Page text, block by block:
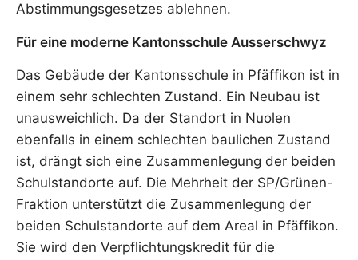
Abstimmungsgesetzes ablehnen.
Für eine moderne Kantonsschule Ausserschwyz
Das Gebäude der Kantonsschule in Pfäffikon ist in
einem sehr schlechten Zustand. Ein Neubau ist
unausweichlich. Da der Standort in Nuolen
ebenfalls in einem schlechten baulichen Zustand
ist, drängt sich eine Zusammenlegung der beiden
Schulstandorte auf. Die Mehrheit der SP/Grünen-
Fraktion unterstützt die Zusammenlegung der
beiden Schulstandorte auf dem Areal in Pfäffikon.
Sie wird den Verpflichtungskredit für die